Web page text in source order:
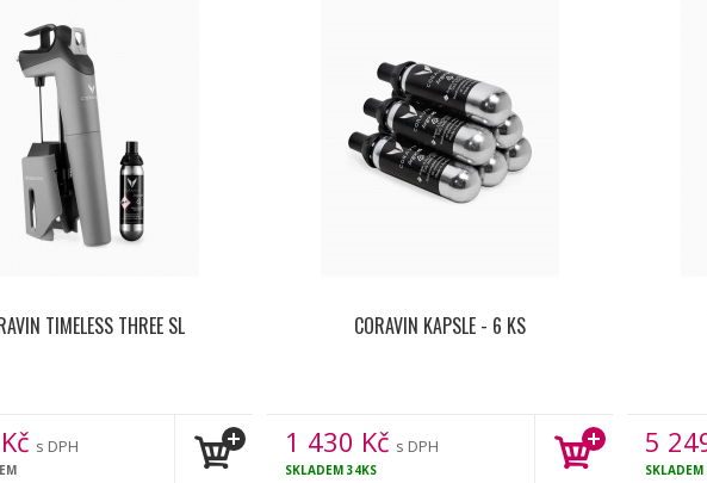
TIMELESS THREE SL
Kč s DPH
CORAVIN KAPSLE - 6 KS
1 430 Kč s DPH
SKLADEM34KS
5
SKLADEM